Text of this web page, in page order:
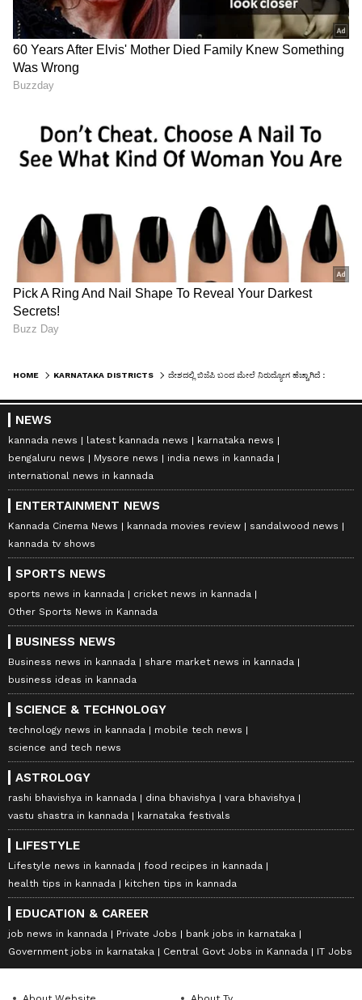
HOME KARNATAKA DISTRICTS
NEWS
kannada news latest kannada news
karnataka news
bengaluru news
Mysore news
india news in kannada
international news in kannada
ENTERTAINMENT NEWS
Kannada Cinema News kannada movies review
sandalwood news
kannada tv shows
SPORTS NEWS
sports news in kannada
cricket news in kannada
Other Sports News in Kannada
BUSINESS NEWS
Business news in kannada
share market news in kannada
business ideas in kannada
SCIENCE & TECHNOLOGY
technology news in kannada
mobile tech news
science and tech news
ASTROLOGY
rashi bhavishya in kannada dina bhavishya
vara bhavishya
vastu shastra in kannada
karnataka festivals
LIFESTYLE
Lifestyle news in kannada
food recipes in kannada
health tips in kannada
kitchen tips in kannada
EDUCATION & CAREER
job news in kannada Private Jobs
bank jobs in karnataka
Government jobs in karnataka
Central Govt Jobs in Kannada IT Jobs